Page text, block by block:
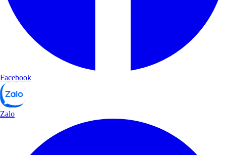
Facebook
Zalo